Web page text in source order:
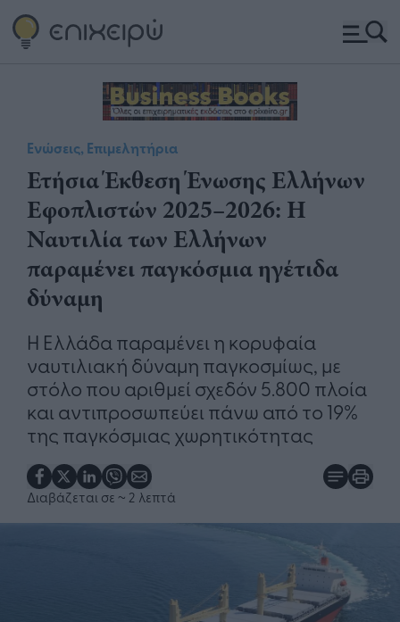
Ενώσεις, Επιμελητήρια
Ετήσια Έκθεση Ένωσης Ελλήνων
Εφοπλιστών 2025–2026: Η
Ναυτιλία των Ελλήνων
παραμένει παγκόσμια ηγέτιδα
δύναμη
Η Ελλάδα παραμένει η κορυφαία
ναυτιλιακή δύναμη παγκοσμίως, με
στόλο που αριθμεί σχεδόν 5.800 πλοία
και αντιπροσωπεύει πάνω από το 19%
της παγκόσμιας χωρητικότητας
Διαβάζεται σε ~ 2 λεπτά